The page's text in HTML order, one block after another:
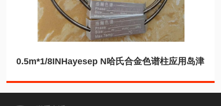
0.5m*1/8INHayesep N哈氏合金色谱柱应用岛津